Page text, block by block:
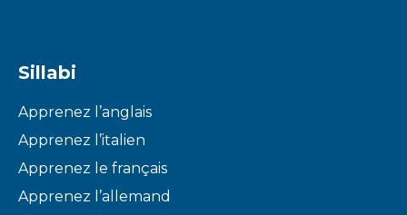
Sillabi
Apprenez l’anglais
Apprenez l’italien
Apprenez le français
Apprenez l’allemand